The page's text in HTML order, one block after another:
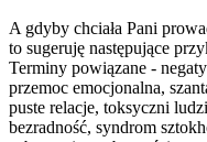
A gdyby chciała Pani
to sugeruję następujące
Terminy powiązane -
przemoc emocjonalna,
puste relacje, toksyczni
bezradność, syndrom